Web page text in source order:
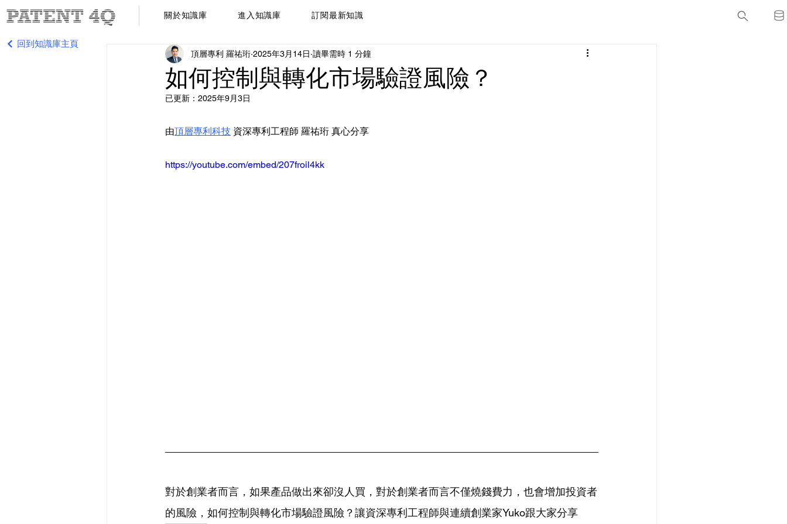
關於知識庫 進入知識庫 訂閱最新知識
回到知識庫主頁
如何控制與轉化市場驗證風險？
頂層專利 羅祐珩 2025年3月14日 讀畢需時 1 分鐘
已更新： 2025年9月3日
由頂層專利科技 資深專利工程師 羅祐珩 真心分享
https://youtube.com/embed/207froil4kk
對於創業者而言，如果產品做出來卻沒人買，對於創業者而言不僅燒錢費力，也會增加投資者
的風險，如何控制與轉化市場驗證風險？讓資深專利工程師與連續創業家Yuko跟大家分享